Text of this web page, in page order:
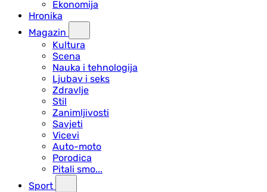
Ekonomija
Hronika
Magazin
Kultura
Scena
Nauka i tehnologija
Ljubav i seks
Zdravlje
Stil
Zanimljivosti
Savjeti
Vicevi
Auto-moto
Porodica
Pitali smo...
Sport